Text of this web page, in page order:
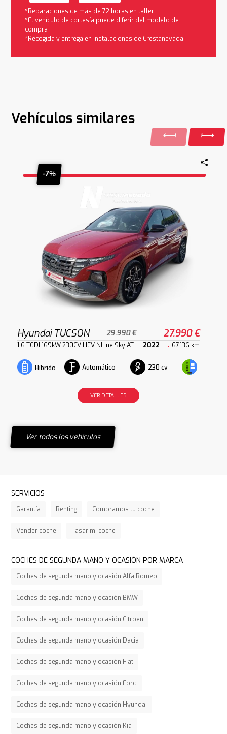
*Reparaciones de más de 72 horas en taller
*El vehículo de cortesía puede diferir del modelo de
compra
*Recogida y entrega en instalaciones de Crestanevada
Vehículos similares
-7%
Hyundai TUCSON 29.990 € 27.990 €
1.6 TGDI 169kW 230CV HEV NLine Sky AT 2022 67.136 km
Híbrido Automático 230 cv
VER DETALLES
Ver todos los vehículos
SERVICIOS
Garantía Renting Compramos tu coche
Vender coche Tasar mi coche
COCHES DE SEGUNDA MANO Y OCASIÓN POR MARCA
Coches de segunda mano y ocasión Alfa Romeo
Coches de segunda mano y ocasión BMW
Coches de segunda mano y ocasión Citroen
Coches de segunda mano y ocasión Dacia
Coches de segunda mano y ocasión Fiat
Coches de segunda mano y ocasión Ford
Coches de segunda mano y ocasión Hyundai
Coches de segunda mano y ocasión Kia